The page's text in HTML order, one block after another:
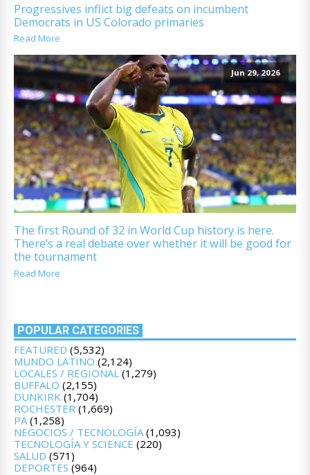
Progressives inflict big defeats on incumbent
Democrats in US Colorado primaries
Read More
Jun 29, 2026
The first Round of 32 in World Cup history is here.
There’s a real debate over whether it will be good for
the tournament
Read More
POPULAR CATEGORIES
FEATURED (5,532)
MUNDO LATINO (2,124)
LOCALES / REGIONAL (1,279)
BUFFALO (2,155)
DUNKIRK (1,704)
ROCHESTER (1,669)
PA (1,258)
NEGOCIOS / TECNOLOGÍA (1,093)
TECNOLOGÍA Y SCIENCE (220)
SALUD (571)
DEPORTES (964)